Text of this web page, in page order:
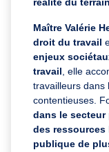
Maître Valérie
droit du travail
enjeux
travail , elle
travailleurs dans
contentieuses.
dans le secteur
des ressources
publique de